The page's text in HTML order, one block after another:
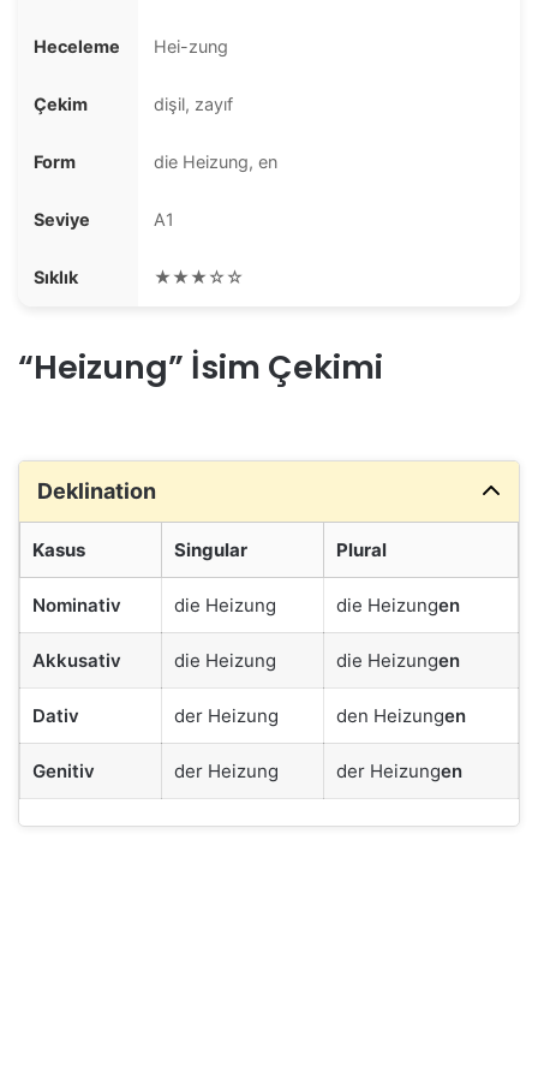
Heceleme Hei-zung
Çekim dişil, zayıf
Form die Heizung, en
Seviye A1
Sıklık ★★★☆☆
“Heizung” İsim Çekimi
Deklination
Kasus Singular Plural
Nominativ die Heizung die Heizungen
Akkusativ die Heizung die Heizungen
Dativ der Heizung den Heizungen
Genitiv der Heizung der Heizungen